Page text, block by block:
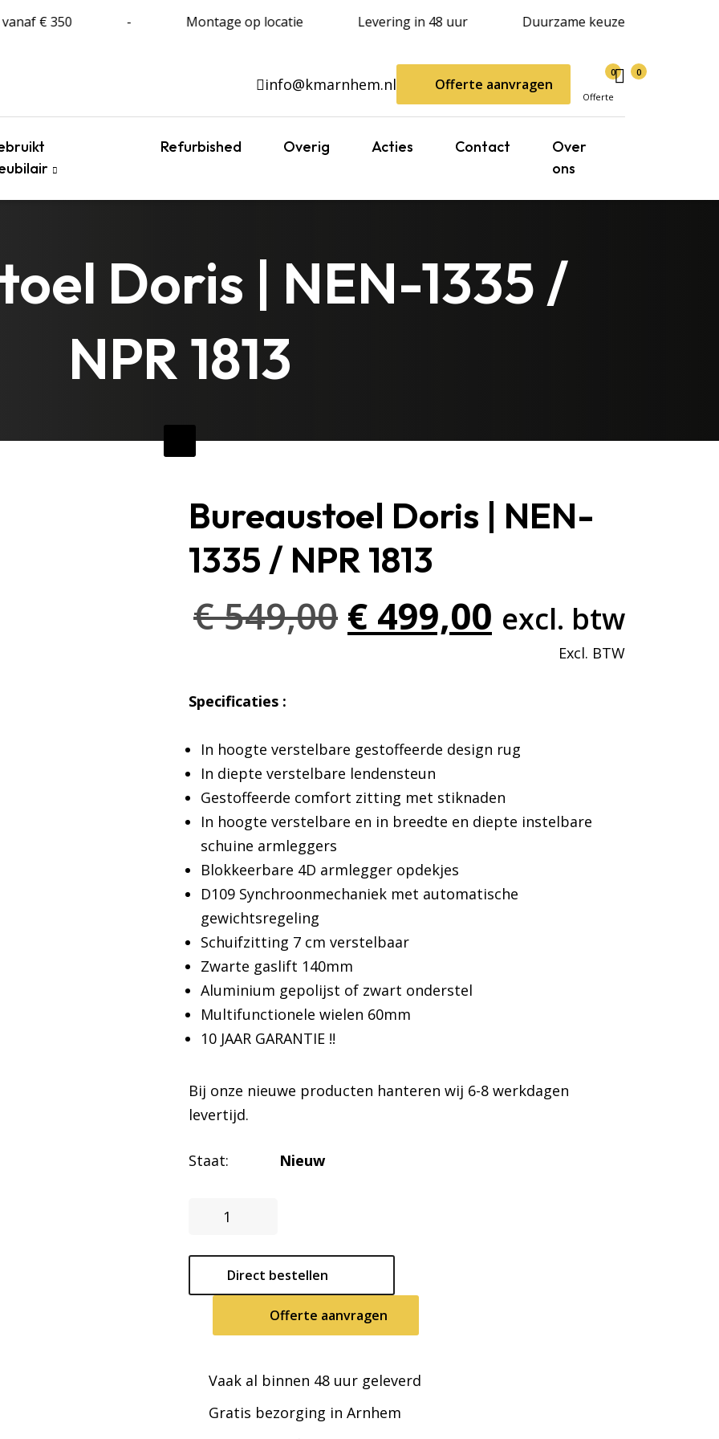
€ 350 - Montage op locatie Levering in 48 uur Duurzame keuze
info@kmarnhem.nl Offerte aanvragen
0
Offerte
0
Refurbished Overig Acties Contact
Over
ons
Doris | NEN-1335 /
NPR 1813
Bureaustoel Doris | NEN-
1335 / NPR 1813
€549,00 Oorspronkelijke
€ 549,00.
€ 499,00 Huidige
prijs
€ 499,00.
excl. btw
Specificaties :
In hoogte verstelbare gestoffeerde design rug
In diepte verstelbare lendensteun
Gestoffeerde comfort zitting met stiknaden
In hoogte verstelbare en in breedte en diepte instelbare
schuine armleggers
Blokkeerbare 4D armlegger opdekjes
D109 Synchroonmechaniek met automatische
gewichtsregeling
Schuifzitting 7 cm verstelbaar
Zwarte gaslift 140mm
Aluminium gepolijst of zwart onderstel
Multifunctionele wielen 60mm
10 JAAR GARANTIE !!
Bij onze nieuwe producten hanteren wij 6-8 werkdagen
levertijd.
Staat: Nieuw
Bureaustoel
|
1813
Direct bestellen
Offerte aanvragen
Vaak al binnen 48 uur geleverd
Gratis bezorging in Arnhem